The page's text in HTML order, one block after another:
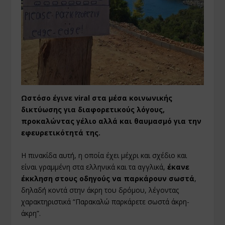
Ωστόσο έγινε viral στα μέσα κοινωνικής
δικτύωσης για διαφορετικούς λόγους,
προκαλώντας γέλιο αλλά και θαυμασμό για την
εφευρετικότητά της.
Η πινακίδα αυτή, η οποία έχει μέχρι και σχέδιο και
είναι γραμμένη στα ελληνικά και τα αγγλικά,έκανε
έκκληση στους οδηγούς να παρκάρουν σωστά,
δηλαδή κοντά στην άκρη του δρόμου, λέγοντας
χαρακτηριστικά “Παρακαλώ παρκάρετε σωστά άκρη-
άκρη”.